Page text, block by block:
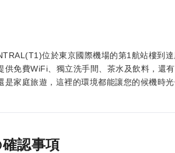
位於東京國際機場的第1航站樓到
供免費WiFi、獨立洗手間、茶水及飲料，還
家庭旅遊，這裡的環境都能讓您的候機時光
認事項